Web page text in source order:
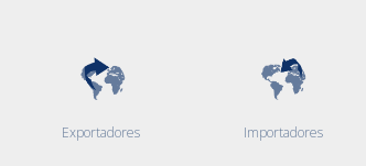
Exportadores Importadores